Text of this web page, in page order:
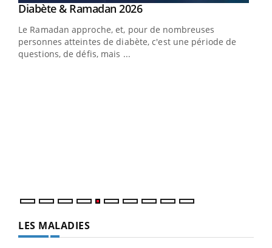
Youtube
Diabète & Ramadan 2026Youtube
Le Ramadan approche, et, pour de nombreuses
personnes atteintes de diabète, c'est une période de
questions, de défis, mais ...
LES MALADIES